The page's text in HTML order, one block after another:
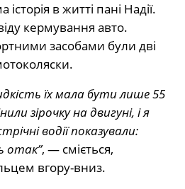
в житті пані Надії.
кермування авто.
засобами були дві
їх мала бути лише 55
зірочку на двигуні, і я
водії показували:
отак”, — сміється,
вгору-вниз.